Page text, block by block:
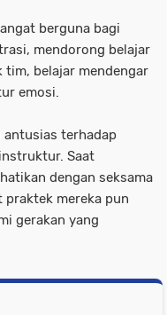
berguna bagi
mendorong belajar
belajar mendengar
emosi.
terhadap
Saat
dengan seksama
praktek mereka pun
gerakan yang